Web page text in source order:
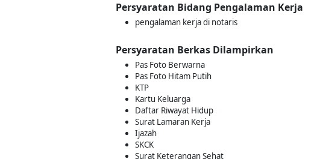
Persyaratan Bidang Pengalaman Kerja
pengalaman kerja di notaris
Persyaratan Berkas Dilampirkan
Pas Foto Berwarna
Pas Foto Hitam Putih
KTP
Kartu Keluarga
Daftar Riwayat Hidup
Surat Lamaran Kerja
Ijazah
SKCK
Surat Keterangan Sehat